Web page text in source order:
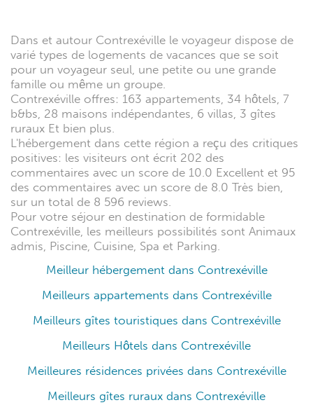
Dans et autour Contrexéville le voyageur dispose de
varié types de logements de vacances que se soit
pour un voyageur seul, une petite ou une grande
famille ou même un groupe.
Contrexéville offres: 163 appartements, 34 hôtels, 7
b&bs, 28 maisons indépendantes, 6 villas, 3 gîtes
ruraux Et bien plus.
L'hébergement dans cette région a reçu des critiques
positives: les visiteurs ont écrit 202 des
commentaires avec un score de 10.0 Excellent et 95
des commentaires avec un score de 8.0 Très bien,
sur un total de 8 596 reviews.
Pour votre séjour en destination de formidable
Contrexéville, les meilleurs possibilités sont Animaux
admis, Piscine, Cuisine, Spa et Parking.
Meilleur hébergement dans Contrexéville
Meilleurs appartements dans Contrexéville
Meilleurs gîtes touristiques dans Contrexéville
Meilleurs Hôtels dans Contrexéville
Meilleures résidences privées dans Contrexéville
Meilleurs gîtes ruraux dans Contrexéville